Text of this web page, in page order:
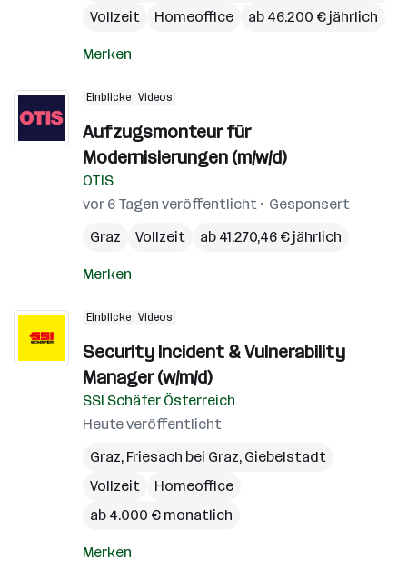
Vollzeit
Homeoffice ab 46.200 € jährlich
Merken
Einblicke Videos
Aufzugsmonteur für
Modernisierungen (m/w/d)
OTIS
vor 6 Tagen veröffentlicht
Gesponsert
Graz
Vollzeit ab 41.270,46 € jährlich
Merken
Einblicke Videos
Security Incident & Vulnerability
Manager (w/m/d)
SSI Schäfer Österreich
Heute veröffentlicht
Graz, Friesach bei Graz, Giebelstadt
Vollzeit
Homeoffice
ab 4.000 € monatlich
Merken